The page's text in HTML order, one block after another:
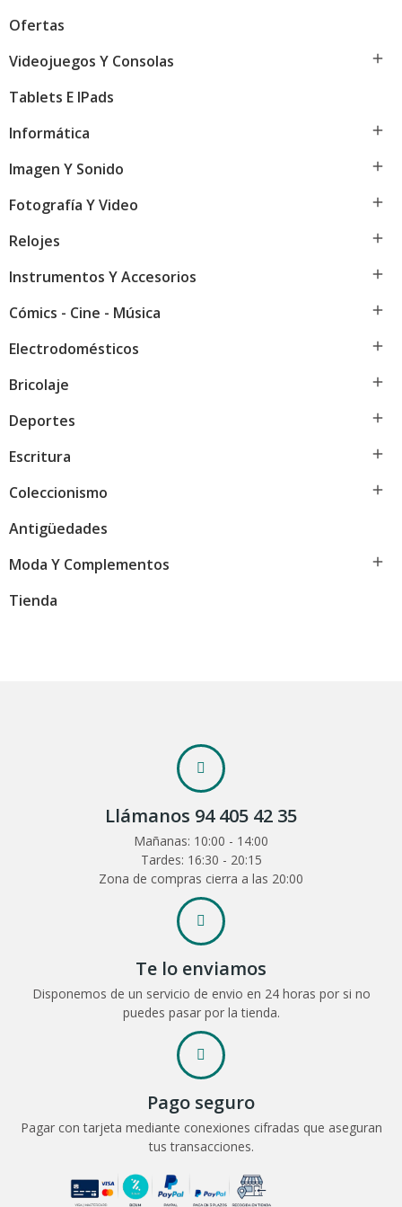
Ofertas
Videojuegos Y Consolas

Tablets E IPads
Informática

Imagen Y Sonido 
Fotografía Y Video 
Relojes 
Instrumentos Y Accesorios 
Cómics - Cine - Música 
Electrodomésticos 
Bricolaje 
Deportes 
Escritura 
Coleccionismo 
Antigüedades
Moda Y Complementos

Tienda
Llámanos 94 405 42 35
Mañanas: 10:00 - 14:00
Tardes: 16:30 - 20:15
Zona de compras cierra a las 20:00
Te lo enviamos
Disponemos de un servicio de envio en 24 horas por si no
puedes pasar por la tienda.
Pago seguro
Pagar con tarjeta mediante conexiones cifradas que aseguran
tus transacciones.